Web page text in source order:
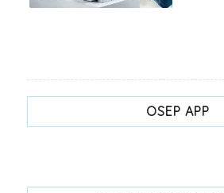
OSEP APP